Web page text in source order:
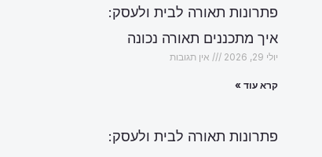
פתרונות תאורה לבית ולעסק:
איך מתכננים תאורה נכונה
יולי 29, 2026 אין תגובות
קרא עוד »
פתרונות תאורה לבית ולעסק: